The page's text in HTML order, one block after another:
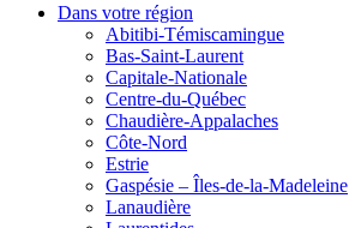
Dans votre région
Abitibi-Témiscamingue
Bas-Saint-Laurent
Capitale-Nationale
Centre-du-Québec
Chaudière-Appalaches
Côte-Nord
Estrie
Gaspésie – Îles-de-la-Madeleine
Lanaudière